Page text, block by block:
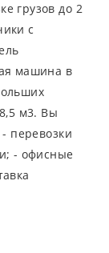
грузов до 2
с
машина в
м3. Вы
- перевозки
- офисные